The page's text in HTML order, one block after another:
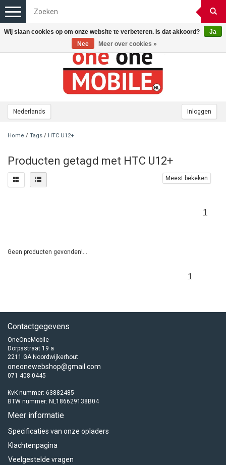
Nederlands Inloggen
Toggle
navigation
Home / Tags / HTC U12+
Producten getagd met HTC U12+
Meest bekeken
1
Geen producten gevonden!...
1
Contactgegevens
OneOneMobile
Dorpsstraat 19 a
2211 GA Noordwijkerhout
oneonewebshop@gmail.com
071 408 0445
KvK nummer: 63882485
BTW nummer: NL186629138B04
Meer informatie
Specificaties van onze opladers
Klachtenpagina
Veelgestelde vragen
Wij slaan cookies op om onze website te verbeteren. Is dat akkoord?
Ja
Nee
Meer over cookies »